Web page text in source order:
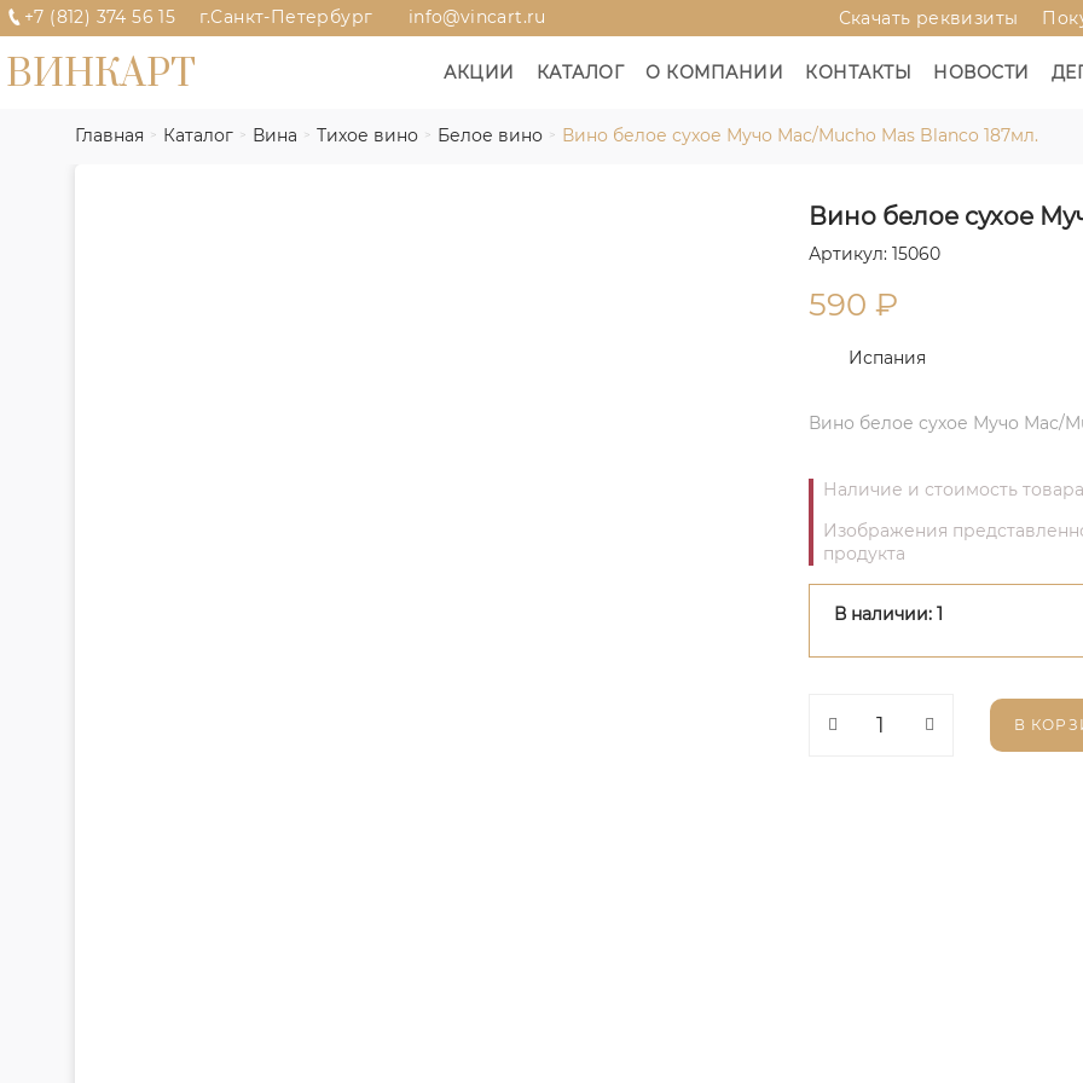
+7 (812) 374 56 15 г.Санкт-Петербург info@vincart.ru Скачать реквизиты
ВИНКАРТ АКЦИИ КАТАЛОГ О КОМПАНИИ КОНТАКТЫ НОВОСТИ
Главная Каталог Вина Тихое вино Белое вино Вино белое сухое Мучо Мас/Mucho Mas Blanco 187мл.
Вино белое сухое
Артикул: 15060
590 ₽
Испания
Вино белое сухое Мучо Мас/
Наличие и стоимость
Изображения
продукта
В наличии: 1
В